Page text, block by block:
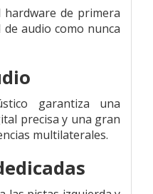
de primera
de audio como nunca
garantiza una
precisa y una gran
multilaterales.